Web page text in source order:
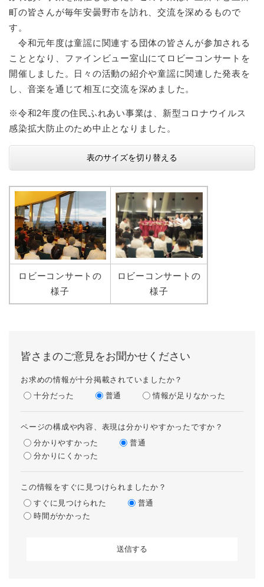
町の皆さんが毎年安曇野市を訪れ、交流を深めるもので
す。
令和元年度は童謡に関連する団体の皆さんが参加される
こととなり、ファインビュー室山にてロビーコンサートを
開催しました。日々の活動の紹介や童謡に関連した発表を
し、音楽を通じて相互に交流を深めました。
※令和2年度の住民ふれあい事業は、新型コロナウイルス
感染拡大防止のため中止となりました。
表のサイズを切り替える
ロビーコンサートの
様子
ロビーコンサートの
様子
皆さまのご意見をお聞かせください
お求めの情報が十分掲載されていましたか？
十分だった
普通 情報が足りなかった
ページの構成や内容、表現は分かりやすかったですか？
分かりやすかった
普通
分かりにくかった
この情報をすぐに見つけられましたか？
すぐに見つけられた
普通
時間がかかった